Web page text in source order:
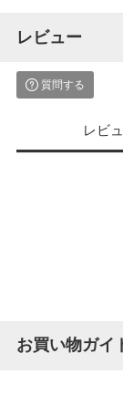
レビュー
質問する
レビ
お買い物ガイ